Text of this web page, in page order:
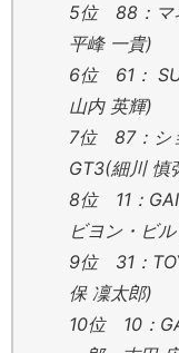
5位 88：マ
平峰 一貴)
6位 61：
山内 英輝)
7位 87：シ
GT3(細川 慎
8位 11：
ビヨン・ビ
9位 31：
保 凜太郎)
10位 10：